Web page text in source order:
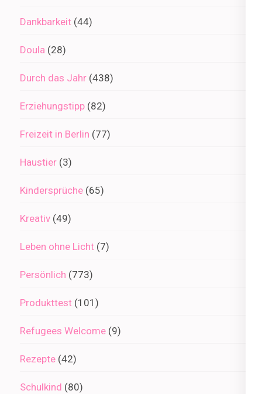
Dankbarkeit (44)
Doula (28)
Durch das Jahr (438)
Erziehungstipp (82)
Freizeit in Berlin (77)
Haustier (3)
Kindersprüche (65)
Kreativ (49)
Leben ohne Licht (7)
Persönlich (773)
Produkttest (101)
Refugees Welcome (9)
Rezepte (42)
Schulkind (80)